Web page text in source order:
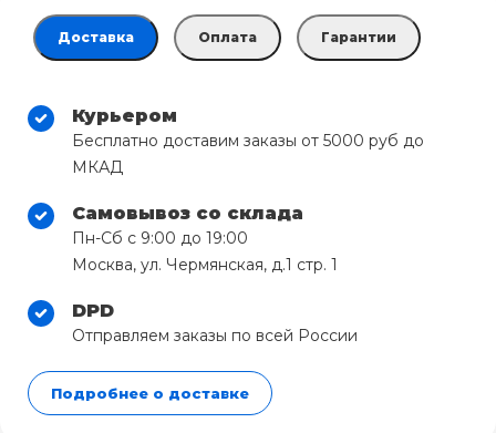
Доставка Оплата Гарантии
Курьером
Бесплатно доставим заказы от 5000 руб до
МКАД
Самовывоз со склада
Пн-Сб с 9:00 до 19:00
Москва, ул. Чермянская, д.1 стр. 1
DPD
Отправляем заказы по всей России
Подробнее о доставке